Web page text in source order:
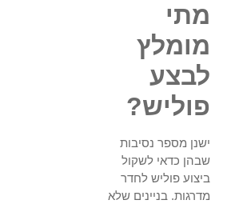
מתי
מומלץ
לבצע
פוליש?
ישנן מספר נסיבות
שבהן כדאי לשקול
ביצוע פוליש לחדר
מדרגות. בניינים שלא